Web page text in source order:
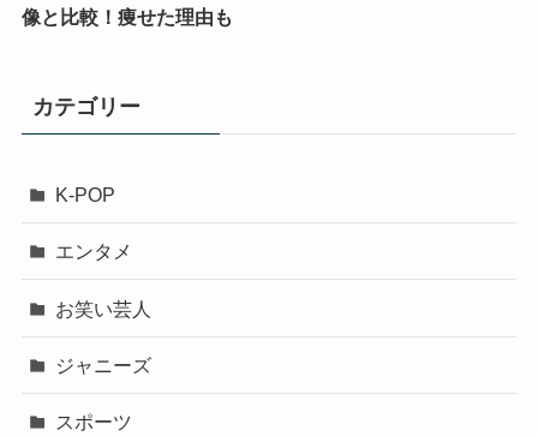
像と比較！痩せた理由も
カテゴリー
K-POP
エンタメ
お笑い芸人
ジャニーズ
スポーツ